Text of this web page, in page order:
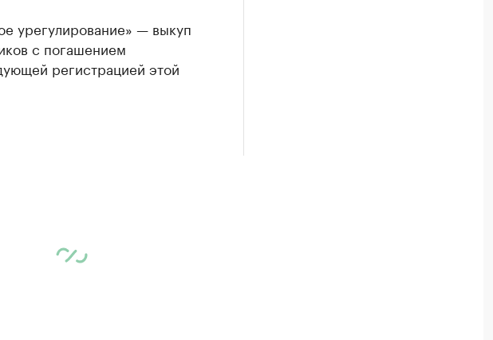
урегулирование» — выкуп
с погашением
регистрацией этой